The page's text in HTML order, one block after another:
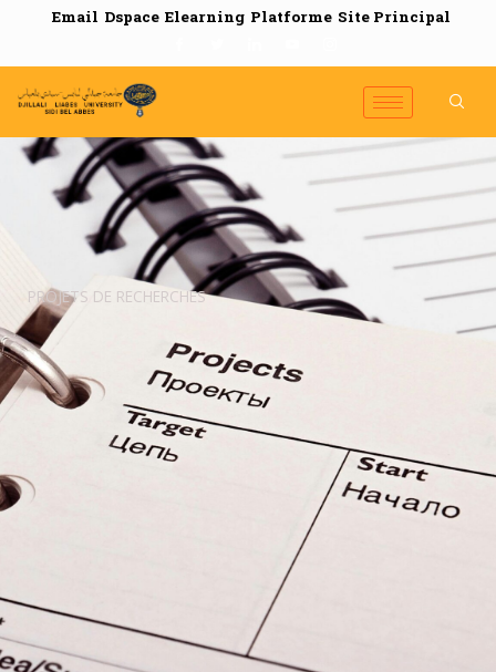
Email Dspace Elearning Platforme Site Principal
PROJETS DE RECHERCHES